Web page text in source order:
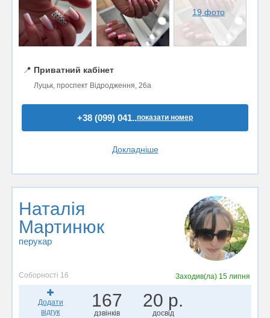
19 фото
📍 Приватний кабінет
Луцьк, проспект Відродження, 26а
+38 (099) 041..показати номер
Докладніше
Наталія
Мартинюк
перукар
Соборності 16 Заходив(ла) 15 липня
Додати
відгук
167
дзвінків
20 р.
досвід